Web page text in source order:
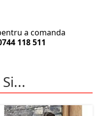
a comanda
118 511